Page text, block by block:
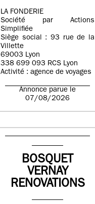
LA FONDERIE
Société par Actions
Simplifiée
Siège social : 93 rue de la
Villette
69003 Lyon
338 699 093 RCS Lyon
Activité : agence de voyages
Annonce parue le
07/08/2026
BOSQUET
VERNAY
RENOVATIONS